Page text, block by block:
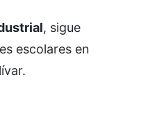
, sigue
escolares en